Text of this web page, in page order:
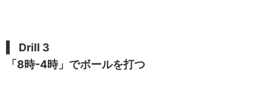
Drill 3
「8時-4時」でボールを打つ